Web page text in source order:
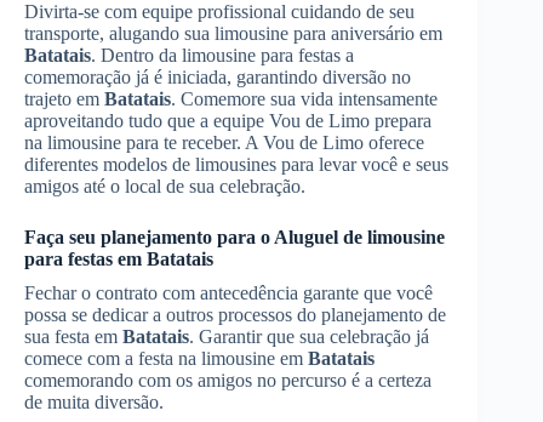
Divirta-se com equipe profissional cuidando de seu
transporte, alugando sua limousine para aniversário em
Batatais. Dentro da limousine para festas a
comemoração já é iniciada, garantindo diversão no
trajeto em Batatais. Comemore sua vida intensamente
aproveitando tudo que a equipe Vou de Limo prepara
na limousine para te receber. A Vou de Limo oferece
diferentes modelos de limousines para levar você e seus
amigos até o local de sua celebração.
Faça seu planejamento para o Aluguel de limousine
para festas em Batatais
Fechar o contrato com antecedência garante que você
possa se dedicar a outros processos do planejamento de
sua festa em Batatais. Garantir que sua celebração já
comece com a festa na limousine em Batatais
comemorando com os amigos no percurso é a certeza
de muita diversão.